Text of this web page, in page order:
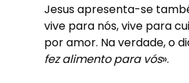
Jesus apresenta-se
vive para nós, vive para
por amor. Na verdade, o
fez alimento para vós».